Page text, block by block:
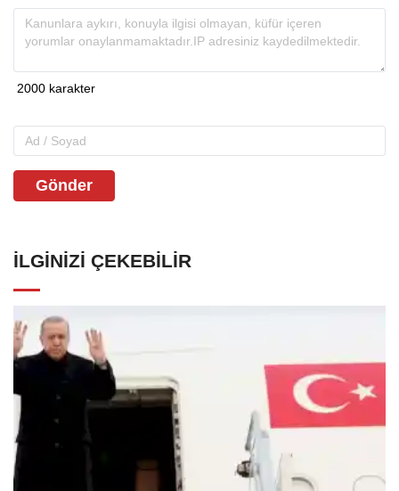
Gönder
İLGINIZI ÇEKEBILIR